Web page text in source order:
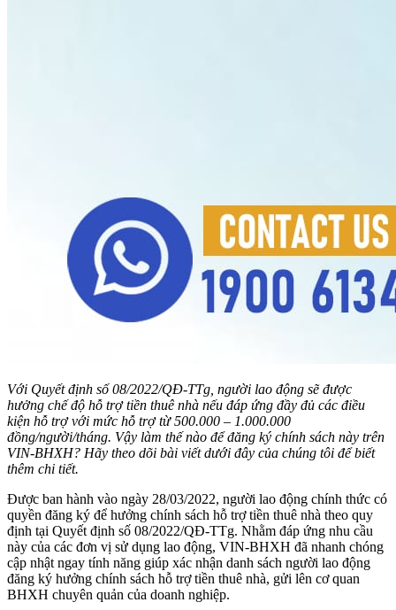
Với Quyết định số 08/2022/QĐ-TTg, người lao động sẽ được
hưởng chế độ hỗ trợ tiền thuê nhà nếu đáp ứng đầy đủ các điều
kiện hỗ trợ với mức hỗ trợ từ 500.000 – 1.000.000
đồng/người/tháng. Vậy làm thế nào để đăng ký chính sách này trên
VIN-BHXH? Hãy theo dõi bài viết dưới đây của chúng tôi để biết
thêm chi tiết.
Được ban hành vào ngày 28/03/2022, người lao động chính thức có
quyền đăng ký để hưởng chính sách hỗ trợ tiền thuê nhà theo quy
định tại Quyết định số 08/2022/QĐ-TTg. Nhằm đáp ứng nhu cầu
này của các đơn vị sử dụng lao động, VIN-BHXH đã nhanh chóng
cập nhật ngay tính năng giúp xác nhận danh sách người lao động
đăng ký hưởng chính sách hỗ trợ tiền thuê nhà, gửi lên cơ quan
BHXH chuyên quản của doanh nghiệp.